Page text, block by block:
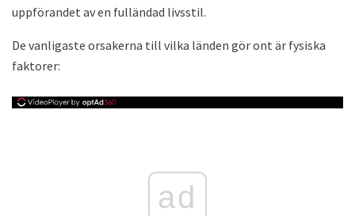
uppförandet av en fulländad livsstil.
De vanligaste orsakerna till vilka länden gör ont är fysiska
faktorer:
ad